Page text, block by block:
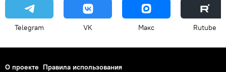
Telegram VK Макс Rutube
О проекте Правила использования